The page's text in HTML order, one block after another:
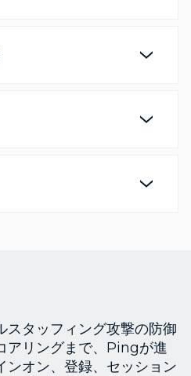
スタッフィング攻撃の防御
アリングまで、Pingが進
ンオン、登録、セッション